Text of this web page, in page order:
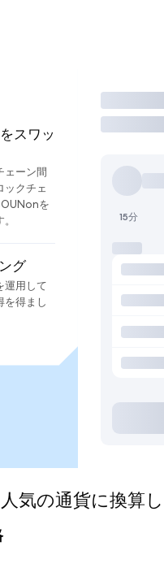
スワッ
ェーン間
ックチェ
を
グ
運用して
を得まし
取引
15分
の通貨に換算し